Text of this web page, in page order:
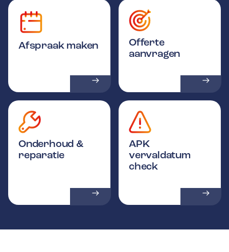
Afspraak maken
Offerte
aanvragen
Onderhoud &
reparatie
APK
vervaldatum
check